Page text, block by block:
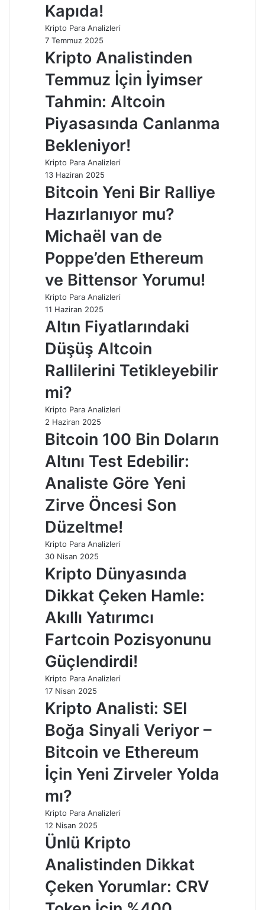
Kapıda!
Kripto Para Analizleri
7 Temmuz 2025
Kripto Analistinden
Temmuz İçin İyimser
Tahmin: Altcoin
Piyasasında Canlanma
Bekleniyor!
Kripto Para Analizleri
13 Haziran 2025
Bitcoin Yeni Bir Ralliye
Hazırlanıyor mu?
Michaël van de
Poppe’den Ethereum
ve Bittensor Yorumu!
Kripto Para Analizleri
11 Haziran 2025
Altın Fiyatlarındaki
Düşüş Altcoin
Rallilerini Tetikleyebilir
mi?
Kripto Para Analizleri
2 Haziran 2025
Bitcoin 100 Bin Doların
Altını Test Edebilir:
Analiste Göre Yeni
Zirve Öncesi Son
Düzeltme!
Kripto Para Analizleri
30 Nisan 2025
Kripto Dünyasında
Dikkat Çeken Hamle:
Akıllı Yatırımcı
Fartcoin Pozisyonunu
Güçlendirdi!
Kripto Para Analizleri
17 Nisan 2025
Kripto Analisti: SEI
Boğa Sinyali Veriyor –
Bitcoin ve Ethereum
İçin Yeni Zirveler Yolda
mı?
Kripto Para Analizleri
12 Nisan 2025
Ünlü Kripto
Analistinden Dikkat
Çeken Yorumlar: CRV